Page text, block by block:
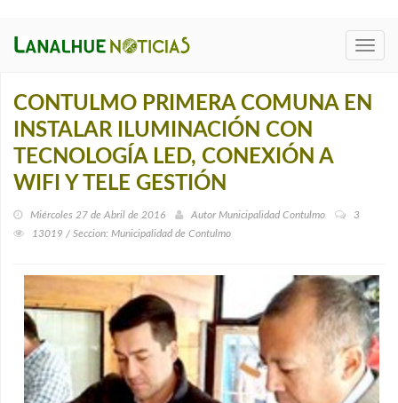
CONTULMO PRIMERA COMUNA EN
INSTALAR ILUMINACIÓN CON
TECNOLOGÍA LED, CONEXIÓN A
WIFI Y TELE GESTIÓN
Miércoles 27 de Abril de 2016 Autor Municipalidad Contulmo
3
13019 / Seccion: Municipalidad de Contulmo